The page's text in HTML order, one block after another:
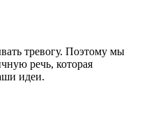
тревогу. Поэтому мы
речь, которая
идеи.